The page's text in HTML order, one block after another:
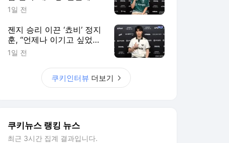
들에게 좋은 경기력으로 보
1일 전
젠지 승리 이끈 ‘쵸비’ 정지
훈, “언제나 이기고 싶었다”
[쿠키인터뷰]
1일 전
쿠키인터뷰 더보기
쿠키뉴스 랭킹 뉴스
최근 3시간 집계 결과입니다.